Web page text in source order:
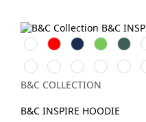
WhiteRöd Navy Lime
Forest
Green
MochaNavy
Blue
Radiant
Purple
Black
Pure
Pure
B&C COLLECTION
B&C INSPIRE HOODIE